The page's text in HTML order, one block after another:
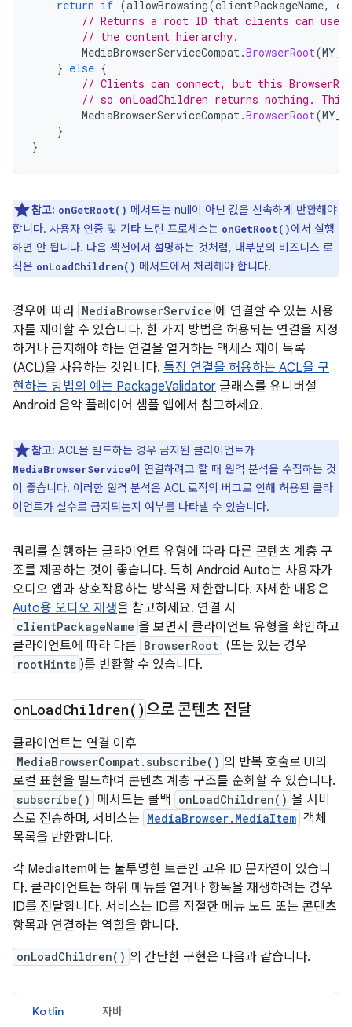
return if (allowBrowsing(clientPackageName,
// Returns a root ID that clients can use
// the content hierarchy.
MediaBrowserServiceCompat.BrowserRoot(
} else {
// Clients can connect, but this
// so onLoadChildren returns nothing.
MediaBrowserServiceCompat.BrowserRoot(
}
}
참고: onGetRoot() 메서드는 null이 아닌 값을 신속하게 반환해야
합니다. 사용자 인증 및 기타 느린 프로세스는 onGetRoot()에서 실행
하면 안 됩니다. 다음 섹션에서 설명하는 것처럼, 대부분의 비즈니스 로
직은 onLoadChildren() 메서드에서 처리해야 합니다.
경우에 따라 MediaBrowserService 에 연결할 수 있는 사용
자를 제어할 수 있습니다. 한 가지 방법은 허용되는 연결을 지정
하거나 금지해야 하는 연결을 열거하는 액세스 제어 목록
(ACL)을 사용하는 것입니다. 특정 연결을 허용하는 ACL을 구
현하는 방법의 예는 PackageValidator 클래스를 유니버설
Android 음악 플레이어 샘플 앱에서 참고하세요.
참고: ACL을 빌드하는 경우 금지된 클라이언트가
MediaBrowserService에 연결하려고 할 때 원격 분석을 수집하는 것
이 좋습니다. 이러한 원격 분석은 ACL 로직의 버그로 인해 허용된 클라
이언트가 실수로 금지되는지 여부를 나타낼 수 있습니다.
쿼리를 실행하는 클라이언트 유형에 따라 다른 콘텐츠 계층 구
조를 제공하는 것이 좋습니다. 특히 Android Auto는 사용자가
오디오 앱과 상호작용하는 방식을 제한합니다. 자세한 내용은
Auto용 오디오 재생을 참고하세요. 연결 시
clientPackageName 을 보면서 클라이언트 유형을 확인하고
클라이언트에 따라 다른 BrowserRoot (또는 있는 경우
rootHints )를 반환할 수 있습니다.
onLoadChildren( ) 으로 콘텐츠 전달
클라이언트는 연결 이후
MediaBrowserCompat.subscribe() 의 반복 호출로 UI의
로컬 표현을 빌드하여 콘텐츠 계층 구조를 순회할 수 있습니다.
subscribe() 메서드는 콜백 onLoadChildren() 을 서비
스로 전송하며, 서비스는 MediaBrowser.MediaItem 객체
목록을 반환합니다.
각 MediaItem에는 불투명한 토큰인 고유 ID 문자열이 있습니
다. 클라이언트는 하위 메뉴를 열거나 항목을 재생하려는 경우
ID를 전달합니다. 서비스는 ID를 적절한 메뉴 노드 또는 콘텐츠
항목과 연결하는 역할을 합니다.
onLoadChildren() 의 간단한 구현은 다음과 같습니다.
Kotlin 자바